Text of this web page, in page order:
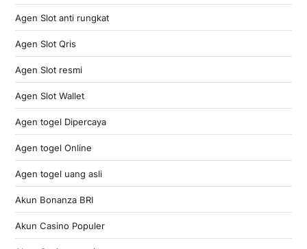
Agen Slot anti rungkat
Agen Slot Qris
Agen Slot resmi
Agen Slot Wallet
Agen togel Dipercaya
Agen togel Online
Agen togel uang asli
Akun Bonanza BRI
Akun Casino Populer